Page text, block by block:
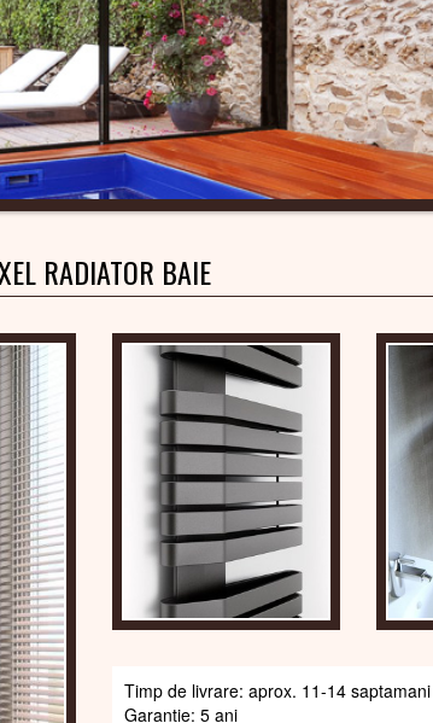
RADIATOR BAIE
Timp de livrare: aprox. 11-14 saptamani
Garantie: 5 ani